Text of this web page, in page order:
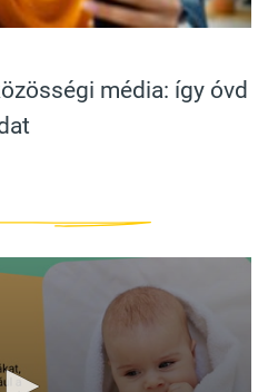
média: így óvd